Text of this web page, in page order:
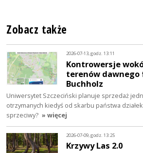
Zobacz także
2026-07-13, godz. 13:11
Kontrowersje
terenów
Buchholz
Uniwersytet Szczeciński planuje sprzedaż
otrzymanych kiedyś od skarbu państwa
sprzeciwy? » więcej
2026-07-09, godz. 13:25
Krzywy Las 2.0